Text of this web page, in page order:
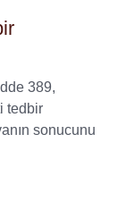
389,
tedbir
sonucunu